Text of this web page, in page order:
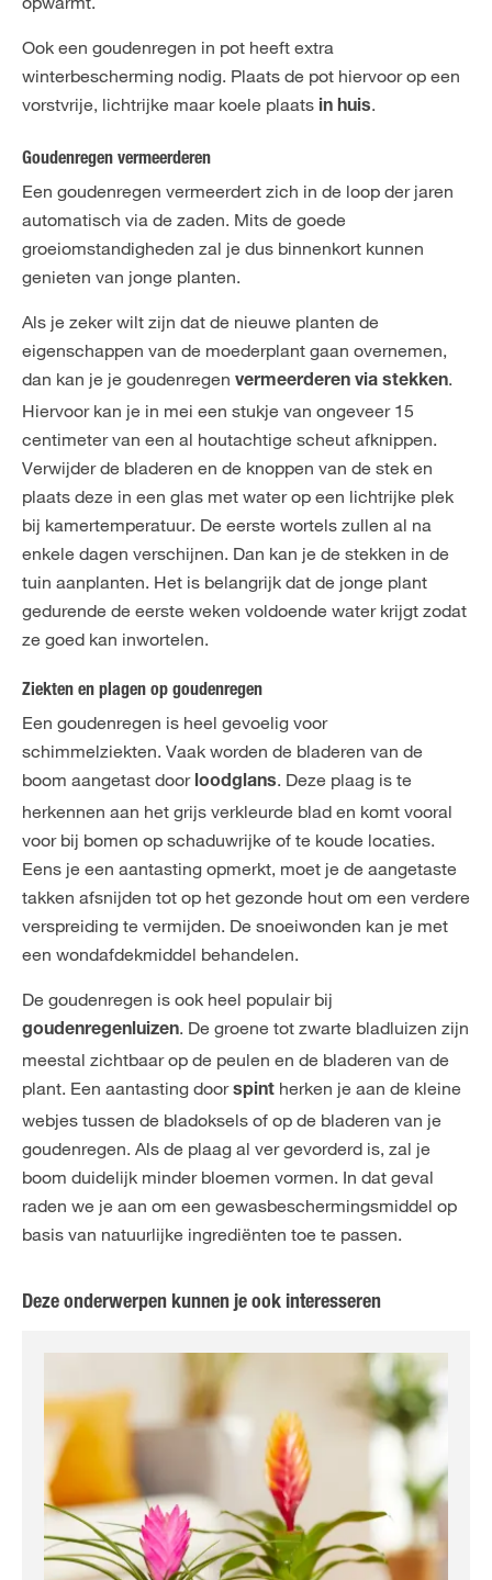
Ook een goudenregen in pot heeft extra
winterbescherming nodig. Plaats de pot hiervoor op een
vorstvrije, lichtrijke maar koele plaats in huis.
Goudenregen vermeerderen
Een goudenregen vermeerdert zich in de loop der jaren
automatisch via de zaden. Mits de goede
groeiomstandigheden zal je dus binnenkort kunnen
genieten van jonge planten.
Als je zeker wilt zijn dat de nieuwe planten de
eigenschappen van de moederplant gaan overnemen,
dan kan je je goudenregen vermeerderen via stekken.
Hiervoor kan je in mei een stukje van ongeveer 15
centimeter van een al houtachtige scheut afknippen.
Verwijder de bladeren en de knoppen van de stek en
plaats deze in een glas met water op een lichtrijke plek
bij kamertemperatuur. De eerste wortels zullen al na
enkele dagen verschijnen. Dan kan je de stekken in de
tuin aanplanten. Het is belangrijk dat de jonge plant
gedurende de eerste weken voldoende water krijgt zodat
ze goed kan inwortelen.
Ziekten en plagen op goudenregen
Een goudenregen is heel gevoelig voor
schimmelziekten. Vaak worden de bladeren van de
boom aangetast door loodglans. Deze plaag is te
herkennen aan het grijs verkleurde blad en komt vooral
voor bij bomen op schaduwrijke of te koude locaties.
Eens je een aantasting opmerkt, moet je de aangetaste
takken afsnijden tot op het gezonde hout om een verdere
verspreiding te vermijden. De snoeiwonden kan je met
een wondafdekmiddel behandelen.
De goudenregen is ook heel populair bij
goudenregenluizen. De groene tot zwarte bladluizen zijn
meestal zichtbaar op de peulen en de bladeren van de
plant. Een aantasting doorspint herken je aan de kleine
webjes tussen de bladoksels of op de bladeren van je
goudenregen. Als de plaag al ver gevorderd is, zal je
boom duidelijk minder bloemen vormen. In dat geval
raden we je aan om een gewasbeschermingsmiddel op
basis van natuurlijke ingrediënten toe te passen.
Deze onderwerpen kunnen je ook interesseren